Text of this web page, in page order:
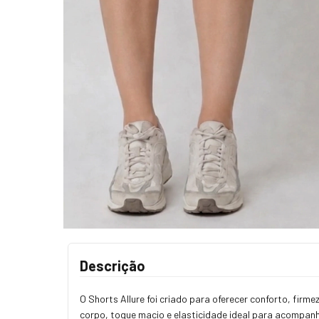
Descrição
O Shorts Allure foi criado para oferecer conforto,
corpo, toque macio e elasticidade ideal para